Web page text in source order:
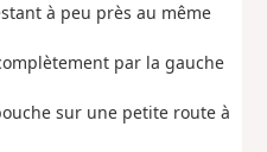
à peu près au même
par la gauche
sur une petite route à